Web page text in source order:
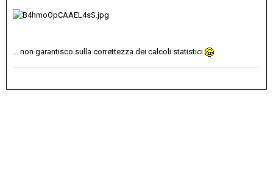
... non garantisco sulla correttezza dei calcoli statistici